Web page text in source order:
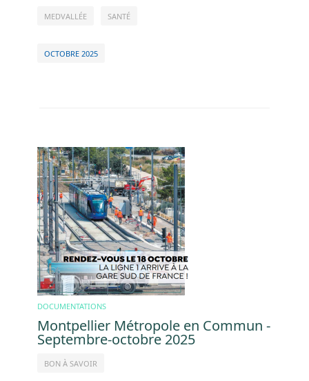
MEDVALLÉE SANTÉ
OCTOBRE 2025
Image
DOCUMENTATIONS
Montpellier Métropole en Commun -
Septembre-octobre 2025
BON À SAVOIR